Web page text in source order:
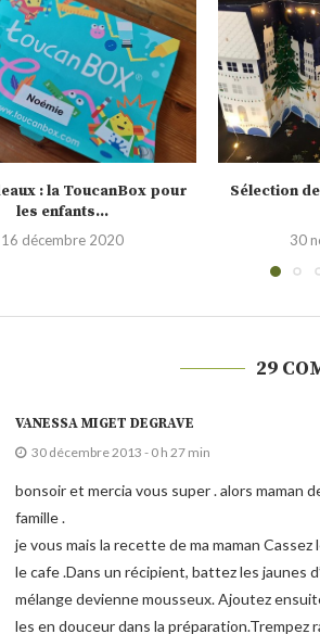
de calendrier de l’Avent
2020
30 novembre 2020
Testé pour
19
29
VANESSA MIGET DEGRAVE
30 décembre 2013 - 0 h 27 min
bonsoir et mercia vous super . alors maman
famille .
je vous mais la recette de ma maman
le cafe .Dans un récipient, battez les jaunes
mélange devienne mousseux. Ajoutez
les en douceur dans la préparation.Trempez